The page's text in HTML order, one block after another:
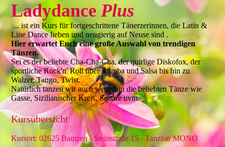
LadydancePlus
... ist ein Kurs für fortgeschrittene Tänerzerinnen, die Latin &
Line Dance lieben und neugierig auf Neuse sind .
Hier erwartet Euch eine große Auswahl von trendigen
Tänzen.
Sei es der beliebte Cha-Cha-Cha, der quirlige Diskofox, der
sportliche Rock'n' Roll über Rumba und Salsa bis hin zu
Walzer, Tango, Twist.
Natürlich tanzen wir auch weiterhin die beliebten Tänze wie
Gasse, Sizilianischer Kreis, Square uvm.
Kursübersicht
Kursort: 02625 Bautzen - Steinstraße 15 - Tanzbar MONO